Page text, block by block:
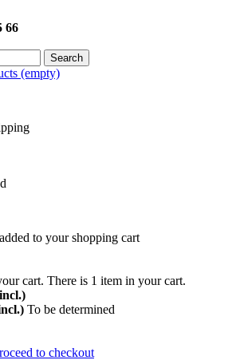
66
Search
(empty)
to your shopping cart
cart. There is 1 item in your cart.
To be determined
to checkout